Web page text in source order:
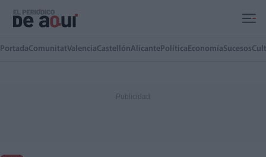
PortadaComunitatValenciaCastellónAlicante Política EconomíaSucesos